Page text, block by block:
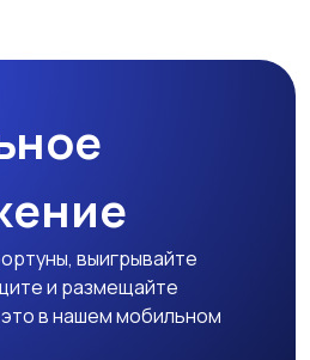
выигрывайте
и размещайте
в нашем мобильном